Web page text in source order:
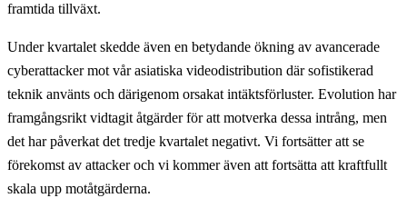
framtida tillväxt.
Under kvartalet skedde även en betydande ökning av avancerade
cyberattacker mot vår asiatiska videodistribution där sofistikerad
teknik använts och därigenom orsakat intäktsförluster. Evolution har
framgångsrikt vidtagit åtgärder för att motverka dessa intrång, men
det har påverkat det tredje kvartalet negativt. Vi fortsätter att se
förekomst av attacker och vi kommer även att fortsätta att kraftfullt
skala upp motåtgärderna.